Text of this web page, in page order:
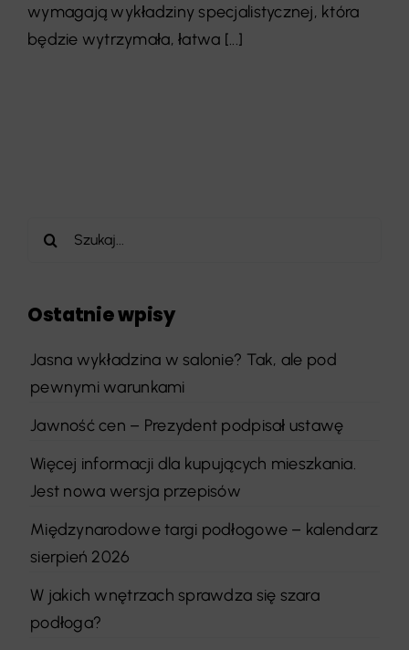
wymagają wykładziny specjalistycznej, która
będzie wytrzymała, łatwa [...]
Szukaj
Ostatnie wpisy
Jasna wykładzina w salonie? Tak, ale pod
pewnymi warunkami
Jawność cen – Prezydent podpisał ustawę
Więcej informacji dla kupujących mieszkania.
Jest nowa wersja przepisów
Międzynarodowe targi podłogowe – kalendarz
sierpień 2026
W jakich wnętrzach sprawdza się szara
podłoga?